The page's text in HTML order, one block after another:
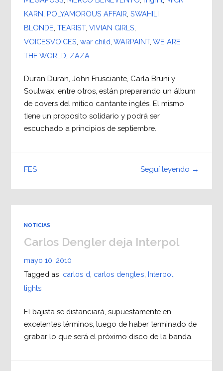
KARN POLYAMOROUS AFFAIR SWAHILI
BLONDE TEARIST, VIVIAN GIRLS
VOICESVOICES war child WARPAINT, WE ARE
THE WORLD ZAZA
Duran Duran, John Frusciante, Carla Bruni y
Soulwax, entre otros, están preparando un álbum
de covers del mítico cantante inglés. El mismo
tiene un proposito solidario y podrá ser
escuchado a principios de septiembre.
Seguí leyendo →
FES
NOTICIAS
Carlos Dengler deja Interpol
mayo 10, 2010
Tagged as: carlos d carlos dengles Interpol
lights
El bajista se distanciará, supuestamente en
excelentes términos, luego de haber terminado de
grabar lo que será el próximo disco de la banda.